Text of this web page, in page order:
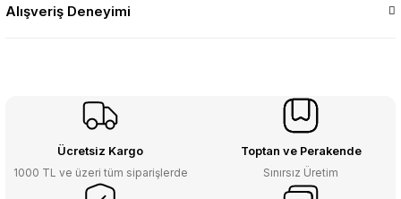
Alışveriş Deneyimi
Ücretsiz Kargo
1000 TL ve üzeri tüm siparişlerde
Toptan ve Perakende
Sınırsız Üretim